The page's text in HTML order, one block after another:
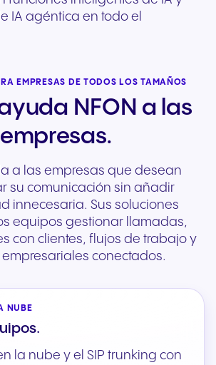
IA agéntica en todo el
EMPRESAS DE TODOS LOS TAMAÑOS
NFON a las
empresas.
a las empresas que desean
su comunicación sin añadir
innecesaria. Sus soluciones
equipos gestionar llamadas,
con clientes, flujos de trabajo y
empresariales conectados.
NUBE
la nube y el SIP trunking con